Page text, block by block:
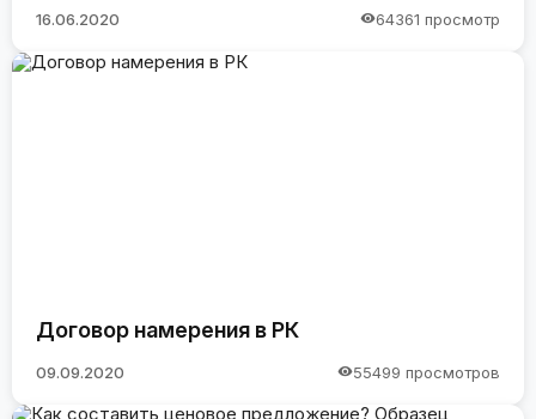
16.06.2020 64361 просмотр
Договор намерения в РК
09.09.2020 55499 просмотров